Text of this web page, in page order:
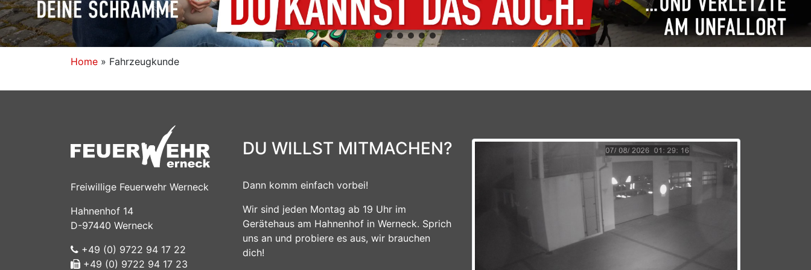
Home » Fahrzeugkunde
Freiwillige Feuerwehr Werneck
Hahnenhof 14
D-97440 Werneck
+49 (0) 9722 94 17 22
+49 (0) 9722 94 17 23
DU WILLST MITMACHEN?
Dann komm einfach vorbei!
Wir sind jeden Montag ab 19 Uhr im
Gerätehaus am Hahnenhof in Werneck. Sprich
uns an und probiere es aus, wir brauchen
dich!